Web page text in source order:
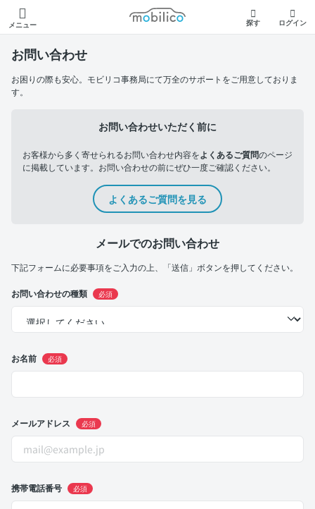
メニュー
モビリコ
探す ログイン
お問い合わせ
お困りの際も安心。モビリコ事務局にて万全のサポートをご用意しておりま
す。
お問い合わせいただく前に
お客様から多く寄せられるお問い合わせ内容をよくあるご質問のページ
に掲載しています。お問い合わせの前にぜひ一度ご確認ください。
よくあるご質問を見る
メールでのお問い合わせ
下記フォームに必要事項をご入力の上、「送信」ボタンを押してください。
お問い合わせの種類 必須
お名前 必須
メールアドレス 必須
携帯電話番号 必須